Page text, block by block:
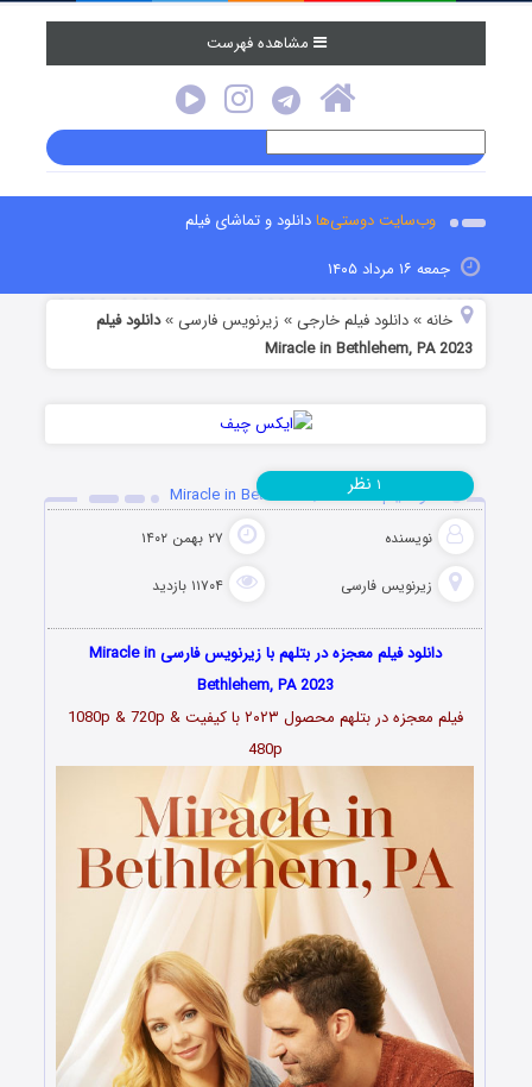
مشاهده فهرست
وب‌سایت دوستی‌هادانلود و تماشای فیلم
جمعه ۱۶ مرداد ۱۴۰۵
خانه »دانلود فیلم خارجی » زیرنویس فارسی »دانلود فیلم
Miracle in Bethlehem, PA 2023
دانلود فیلم Miracle in Bethlehem, PA 2023
نویسنده ۲۷ بهمن ۱۴۰۲
زیرنویس فارسی ۱۱۷۰۴ بازدید
۱ نظر
دانلود فیلم معجزه در بتلهم با زیرنویس فارسی Miracle in
Bethlehem, PA 2023
فیلم معجزه در بتلهم محصول ۲۰۲۳
با کیفیت 1080p & 720p &
480p